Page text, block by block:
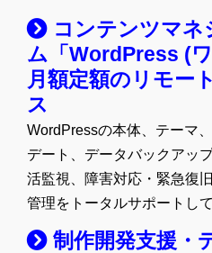
コンテンツマ
ム「WordPress (
月額定額のリモー
ス
WordPressの本体、テーマ
デート、データバックアッ
活監視、障害対応・緊急復
管理をトータルサポートして
制作開発支援・